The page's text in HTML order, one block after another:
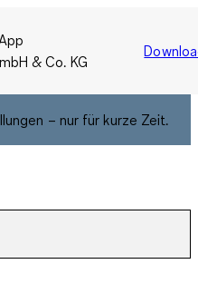
& Co. KG
– nur für kurze Zeit.